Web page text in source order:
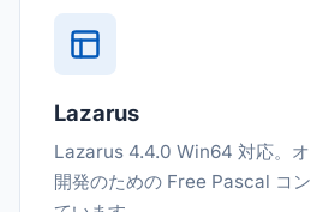
Lazarus
Lazarus 4.4.0 Win64 対応。
開発のための Free Pascal コ